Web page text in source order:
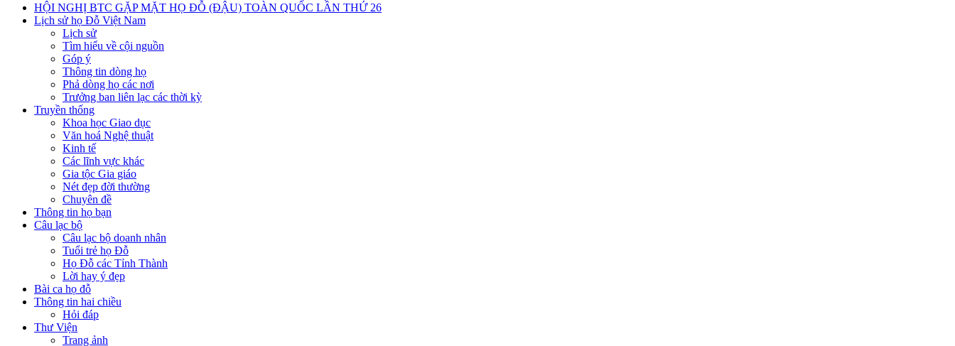
HỘI NGHỊ BTC GẶP MẶT HỌ ĐỖ (ĐẬU) TOÀN QUỐC LẦN THỨ 26
Lịch sử họ Đỗ Việt Nam
Lịch sử
Tìm hiểu về cội nguồn
Góp ý
Thông tin dòng họ
Phả dòng họ các nơi
Trưởng ban liên lạc các thời kỳ
Truyền thống
Khoa học Giao dục
Văn hoá Nghệ thuật
Kinh tế
Các lĩnh vực khác
Gia tộc Gia giáo
Nét đẹp đời thường
Chuyên đề
Thông tin họ bạn
Câu lạc bộ
Câu lạc bộ doanh nhân
Tuổi trẻ họ Đỗ
Họ Đỗ các Tỉnh Thành
Lời hay ý đẹp
Bài ca họ đỗ
Thông tin hai chiều
Hỏi đáp
Thư Viện
Trang ảnh